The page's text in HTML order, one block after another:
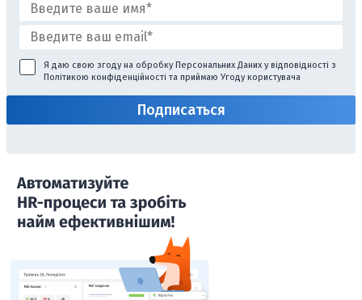
Я даю свою згоду на обробку Персональних Даних у відповідності з
Політикою конфіденційності та приймаю Угоду користувача